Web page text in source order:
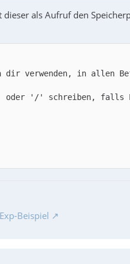
als Aufruf den
verwenden, in allen
'/' schreiben, falls
Beispiel